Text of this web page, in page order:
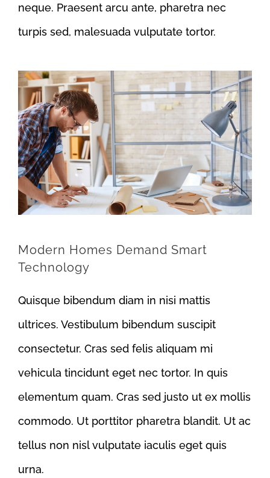
neque. Praesent arcu ante, pharetra nec
turpis sed, malesuada vulputate tortor.
Modern Homes Demand Smart
Technology
Quisque bibendum diam in nisi mattis
ultrices. Vestibulum bibendum suscipit
consectetur. Cras sed felis aliquam mi
vehicula tincidunt eget nec tortor. In quis
elementum quam. Cras sed justo ut ex mollis
commodo. Ut porttitor pharetra blandit. Ut ac
tellus non nisl vulputate iaculis eget quis
urna.